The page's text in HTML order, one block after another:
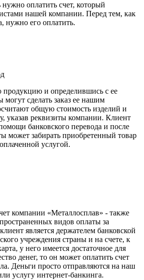
оплатить счет, который
нашей компании. Перед тем, как
нужно его оплатить.
и определившись с ее
могут сделать заказ ее нашим
общую стоимость изделий и
указав реквизиты компании. Клиент
банковского перевода и после
может забирать приобретенный товар
услугой.
компании «Металлосплав» - также
видов оплаты за
является держателем банковской
учреждения страны и на счете, к
у него имеется достаточное для
денег, то он может оплатить счет
Деньги просто отправляются на наш
услугу интернет-банкинга.